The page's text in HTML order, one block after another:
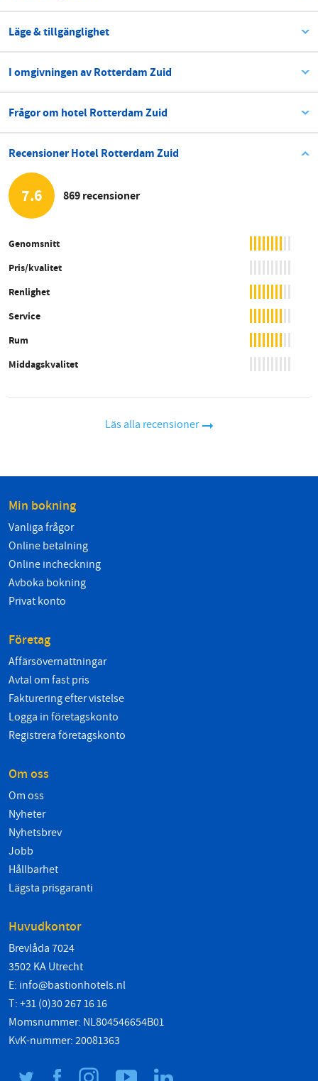
Läge & tillgänglighet
I omgivningen av Rotterdam Zuid
Frågor om hotel Rotterdam Zuid
Recensioner Hotel Rotterdam Zuid
7.6 869 recensioner
Genomsnitt
Pris/kvalitet
Renlighet
Service
Rum
Middagskvalitet
Läs alla recensioner
Min bokning
Vanliga frågor
Online betalning
Online incheckning
Avboka bokning
Privat konto
Företag
Affärsövernattningar
Avtal om fast pris
Fakturering efter vistelse
Logga in företagskonto
Registrera företagskonto
Om oss
Om oss
Nyheter
Nyhetsbrev
Jobb
Hållbarhet
Lägsta prisgaranti
Huvudkontor
Brevlåda 7024
3502 KA Utrecht
E: info@bastionhotels.nl
T: +31 (0)30 267 16 16
Momsnummer: NL804546654B01
KvK-nummer: 20081363